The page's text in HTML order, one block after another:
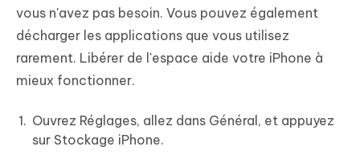
vous n'avez pas besoin. Vous pouvez également
décharger les applications que vous utilisez
rarement. Libérer de l'espace aide votre iPhone à
mieux fonctionner.
Ouvrez Réglages, allez dans Général, et appuyez
sur Stockage iPhone.